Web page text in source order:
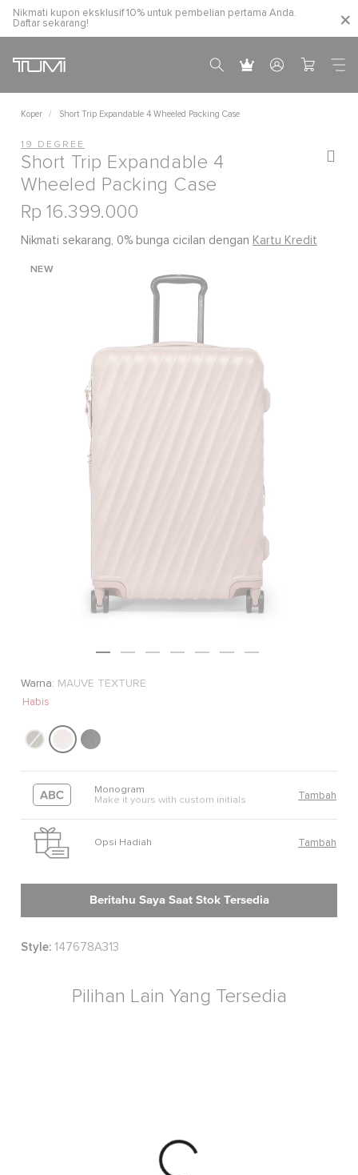
Nikmati kupon eksklusif 10% untuk pembelian pertama Anda.
Daftar sekarang!
Koper Short Trip Expandable 4 Wheeled Packing Case
NEW
19 DEGREE
Short Trip Expandable 4
Wheeled Packing Case
Rp 16.399.000
Nikmati sekarang, 0% bunga cicilan dengan Kartu Kredit
Warna: MAUVE TEXTURE
Habis
Monogram
Make it yours with custom initials
Tambah
Opsi Hadiah Tambah
Beritahu Saya Saat Stok Tersedia
Style: 147678A313
Pilihan Lain Yang Tersedia